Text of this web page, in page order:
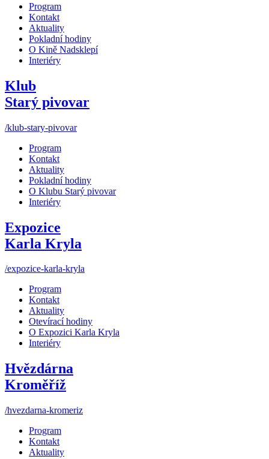
Program
Kontakt
Aktuality
Pokladní hodiny
O Kině Nadsklepí
Interiéry
Klub
Starý pivovar
/klub-stary-pivovar
Program
Kontakt
Aktuality
Pokladní hodiny
O Klubu Starý pivovar
Interiéry
Expozice
Karla Kryla
/expozice-karla-kryla
Program
Kontakt
Aktuality
Otevírací hodiny
O Expozici Karla Kryla
Interiéry
Hvězdárna
Kroměříž
/hvezdarna-kromeriz
Program
Kontakt
Aktuality